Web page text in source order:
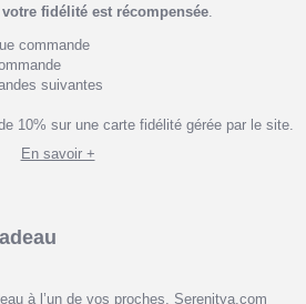
fidélité est récompensée.
commande
suivantes
10% sur une carte fidélité gérée par le site.
En savoir +
à l’un de vos proches, Serenitya.com